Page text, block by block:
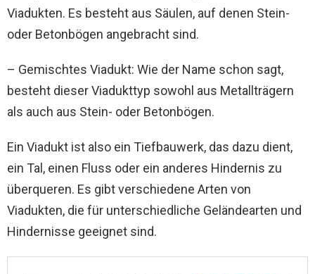
Viadukten. Es besteht aus Säulen, auf denen Stein-
oder Betonbögen angebracht sind.
– Gemischtes Viadukt: Wie der Name schon sagt,
besteht dieser Viadukttyp sowohl aus Metallträgern
als auch aus Stein- oder Betonbögen.
Ein Viadukt ist also ein Tiefbauwerk, das dazu dient,
ein Tal, einen Fluss oder ein anderes Hindernis zu
überqueren. Es gibt verschiedene Arten von
Viadukten, die für unterschiedliche Geländearten und
Hindernisse geeignet sind.